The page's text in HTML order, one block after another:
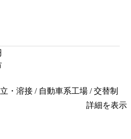
・溶接 / 自動車系工場 / 交替制
詳細を表示